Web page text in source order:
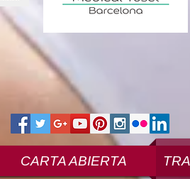
CARTA ABIERTA